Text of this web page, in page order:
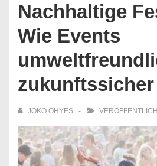
Nachhaltige
Wie Events
JOKO OHYES